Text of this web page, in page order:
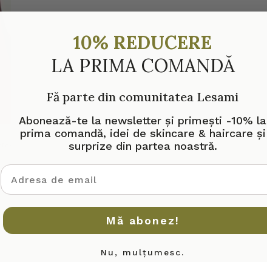
10% REDUCERE
LA PRIMA COMANDĂ
Fă parte din comunitatea Lesami
Abonează-te la newsletter și primești -10% la
prima comandă, idei de skincare & haircare și
surprize din partea noastră.
adresa de email
Mă abonez!
Nu, mulțumesc.